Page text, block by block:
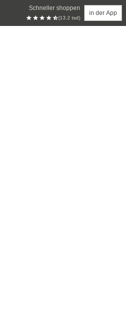
Schneller shoppen
(13.2 tsd)
in der App